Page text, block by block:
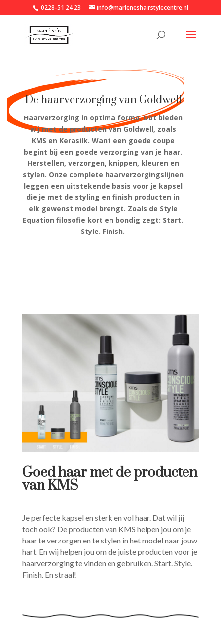
0228-51 24 23 info@marleneshairstylecentre.nl
De haarverzorging van Goldwell
Haarverzorging in optima forma. Dat bieden
wij met de producten van Goldwell, zoals
KMS en Kerasilk. Want een goede coupe
begint bij een goede verzorging van je haar.
Herstellen, verzorgen, knippen, kleuren en
stylen. Onze complete haarverzorgingslijnen
leggen een uitstekende basis voor je kapsel
die je met de styling en finish producten in
elk gewenst model brengt. Zoals de Style
Equation filosofie kort en bondig zegt: Start.
Style. Finish.
Goed haar met de producten
van KMS
Je perfecte kapsel en sterk en vol haar. Dat wil jij
toch ook? De producten van KMS helpen jou om je
haar te verzorgen en te stylen in het model naar jouw
hart. En wij helpen jou om de juiste producten voor je
haarverzorging te vinden en gebruiken. Start. Style.
Finish. En straal!